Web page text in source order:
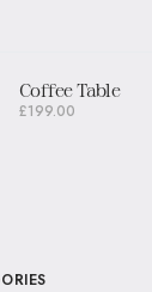
Coffee Table
£199.00